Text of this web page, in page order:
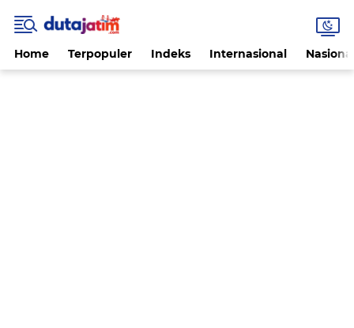
Home Terpopuler Indeks Internasional